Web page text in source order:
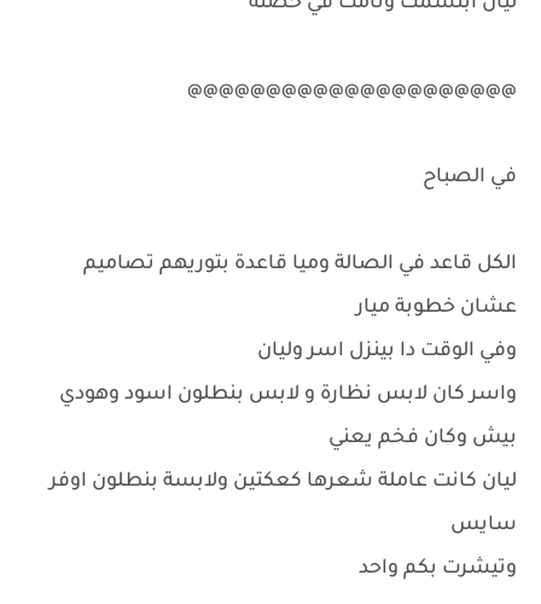
@@@@@@@@@@@@@@@@@@@@@
في الصباح
الكل قاعد في الصالة وميا قاعدة بتوريهم تصاميم
عشان خطوبة ميار
وفي الوقت دا بينزل اسر وليان
واسر كان لابس نظارة و لابس بنطلون اسود وهودي
بيش وكان فخم يعني
ليان كانت عاملة شعرها كعكتين ولابسة بنطلون اوفر
سايس
وتيشرت بكم واحد